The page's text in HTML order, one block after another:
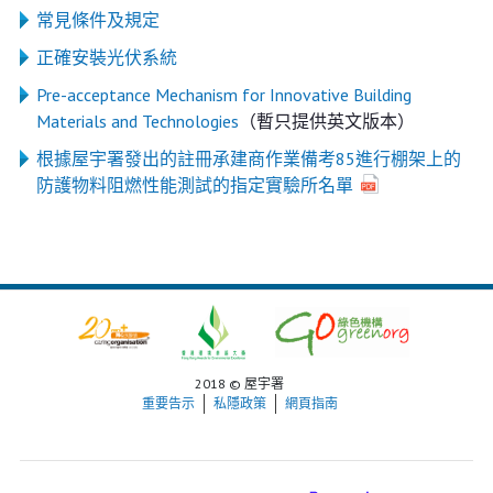
常見條件及規定
正確安裝光伏系統
Pre-acceptance Mechanism for Innovative Building
Materials and Technologies （暫只提供英文版本）
根據屋宇署發出的註冊承建商作業備考85進行棚架上的
防護物料阻燃性能測試的指定實驗所名單
2018 © 屋宇署
重要告示
私隱政策 網頁指南